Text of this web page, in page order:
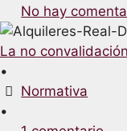
No hay
La no
•
Normativa
•